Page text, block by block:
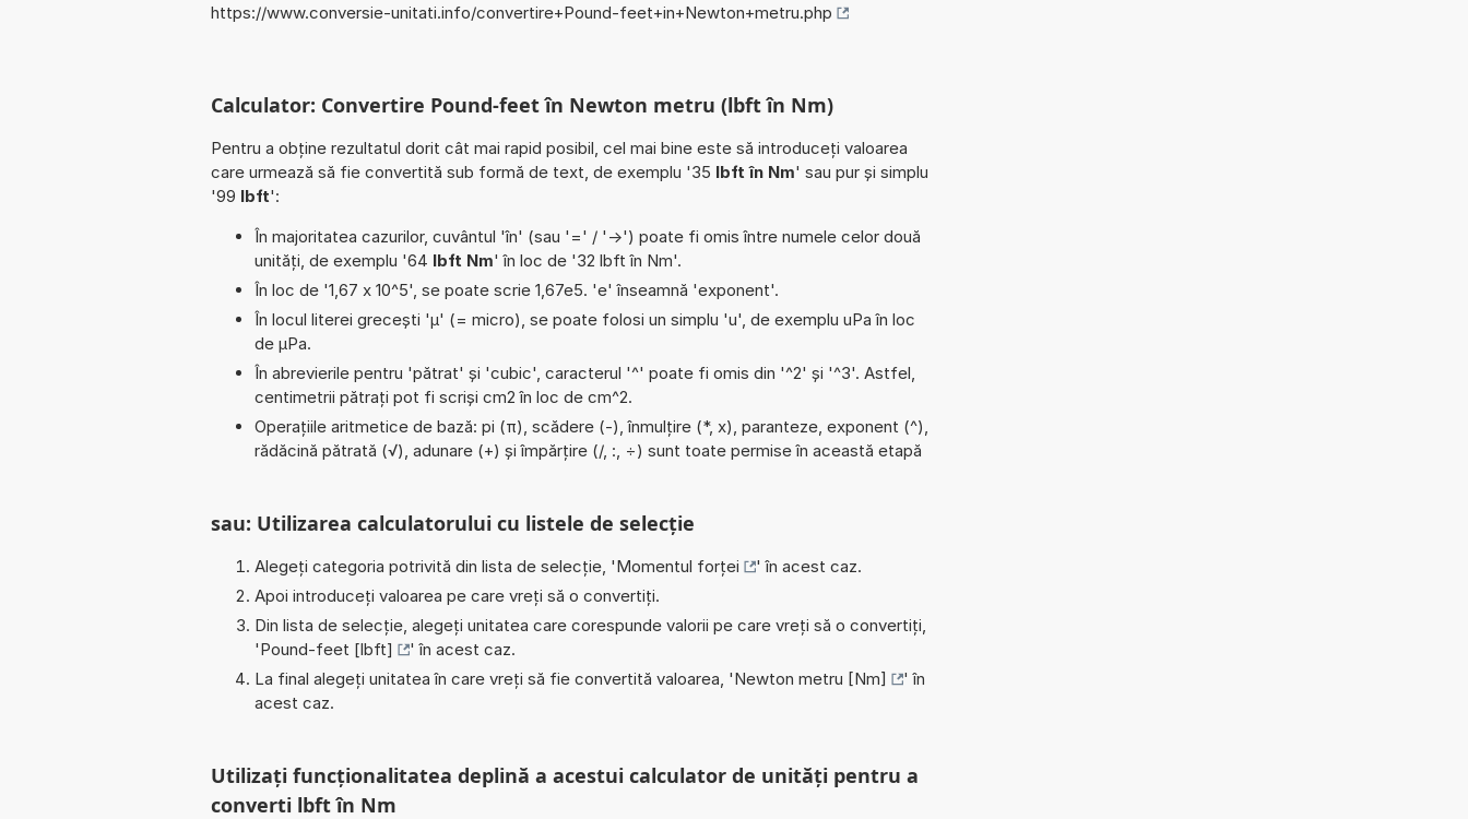
https://www.conversie-unitati.info/convertire+Pound-feet+in+Newton+metru.php
Calculator: Convertire Pound-feet în Newton metru (lbft în Nm)
Pentru a obține rezultatul dorit cât mai rapid posibil, cel mai bine este să introduceți valoarea
care urmează să fie convertită sub formă de text, de exemplu '35 lbft în Nm' sau pur și simplu
'99 lbft':
În majoritatea cazurilor, cuvântul 'în' (sau '=' / '->') poate fi omis între numele celor două
unități, de exemplu '64 lbft Nm' în loc de '32 lbft în Nm'.
În loc de '1,67 x 10^5', se poate scrie 1,67e5. 'e' înseamnă 'exponent'.
În locul literei grecești 'µ' (= micro), se poate folosi un simplu 'u', de exemplu uPa în loc
de µPa.
În abrevierile pentru 'pătrat' și 'cubic', caracterul '^' poate fi omis din '^2' și '^3'. Astfel,
centimetrii pătrați pot fi scriși cm2 în loc de cm^2.
Operațiile aritmetice de bază: pi (π), scădere (-), înmulțire (*, x), paranteze, exponent (^),
rădăcină pătrată (√), adunare (+) și împărțire (/, :, ÷) sunt toate permise în această etapă
sau: Utilizarea calculatorului cu listele de selecție
Alegeți categoria potrivită din lista de selecție, 'Momentul forței
' în acest caz.
Apoi introduceți valoarea pe care vreți să o convertiți.
Din lista de selecție, alegeți unitatea care corespunde valorii pe care vreți să o convertiți,
'Pound-feet [lbft]
' în acest caz.
La final alegeți unitatea în care vreți să fie convertită valoarea, 'Newton metru [Nm]
' în
acest caz.
Utilizați funcționalitatea deplină a acestui calculator de unități pentru a
converti lbft în Nm